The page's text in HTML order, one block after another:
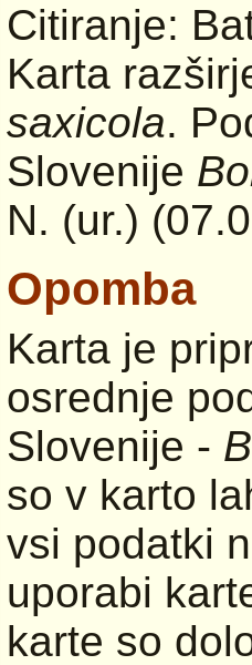
Citiranje:
Karta
saxicola.
Slovenije
N. (ur.)
Opomba
Karta je
osrednje
Slovenije -
so v karto
vsi podatki
uporabi
karte so